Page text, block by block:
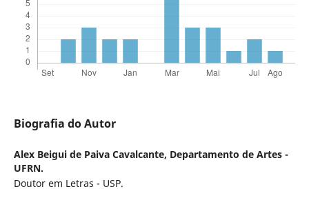
Biografia do Autor
Alex Beigui de Paiva Cavalcante, Departamento de Artes -
UFRN.
Doutor em Letras - USP.